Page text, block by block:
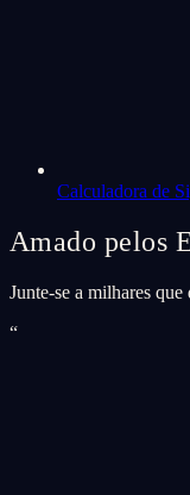
Calculadora de
Amado pelos
Junte-se a milhares
“